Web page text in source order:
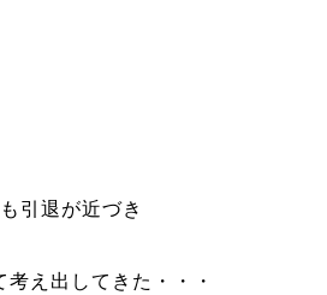
引退が近づき
考え出してきた・・・